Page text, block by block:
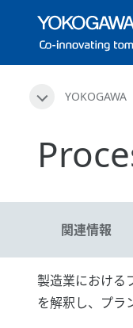
YOKOGAWA
関連情報
製造業における
を解釈し、プラ